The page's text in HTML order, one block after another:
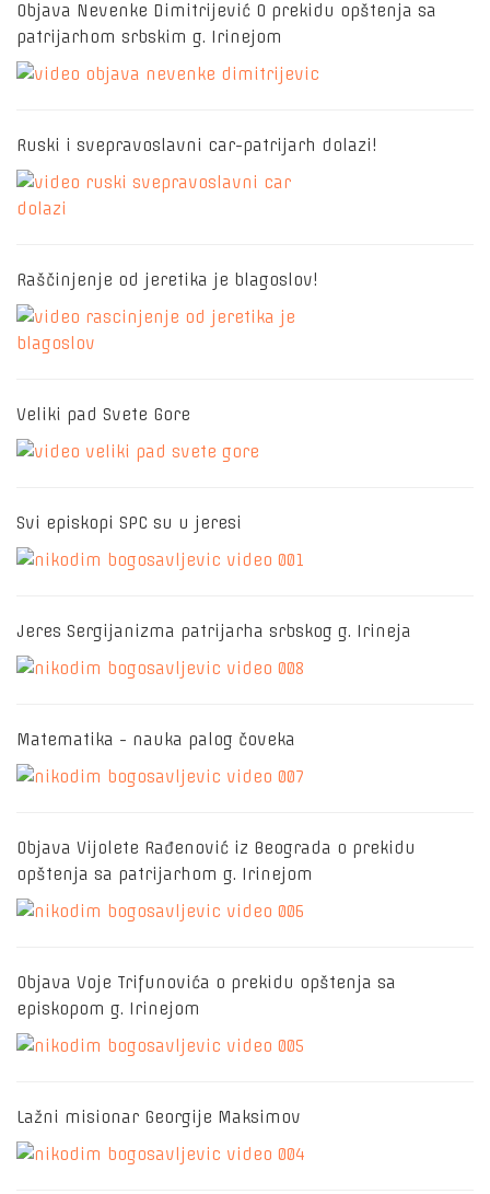
Objava Nevenke Dimitrijević O prekidu opštenja sa
patrijarhom srbskim g. Irinejom
Ruski i svepravoslavni car-patrijarh dolazi!
Raščinjenje od jeretika je blagoslov!
Veliki pad Svete Gore
Svi episkopi SPC su u jeresi
Jeres Sergijanizma patrijarha srbskog g. Irineja
Matematika - nauka palog čoveka
Objava Vijolete Rađenović iz Beograda o prekidu
opštenja sa patrijarhom g. Irinejom
Objava Voje Trifunovića o prekidu opštenja sa
episkopom g. Irinejom
Lažni misionar Georgije Maksimov